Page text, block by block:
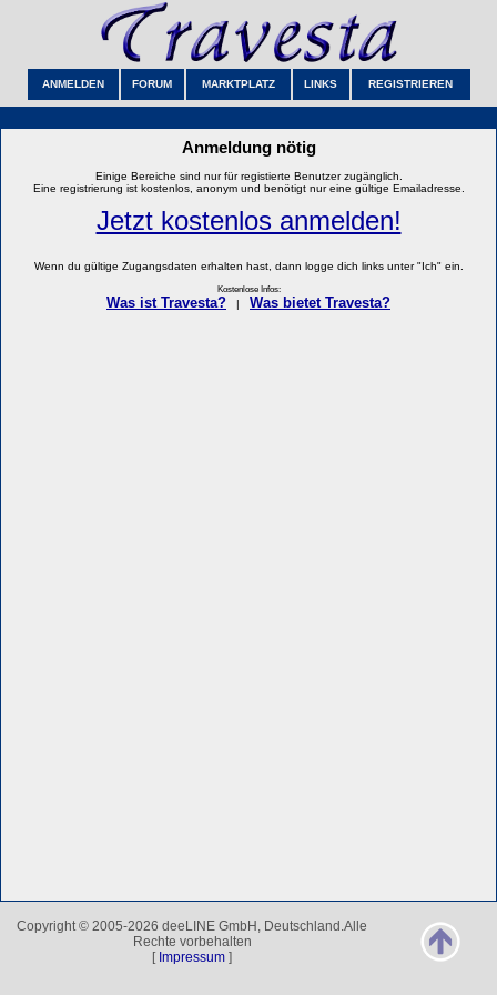
ANMELDEN FORUM MARKTPLATZ LINKS REGISTRIEREN
Anmeldung nötig
Einige Bereiche sind nur für registierte Benutzer zugänglich.
Eine registrierung ist kostenlos, anonym und benötigt nur eine gültige Emailadresse.
Jetzt kostenlos anmelden!
Wenn du gültige Zugangsdaten erhalten hast, dann logge dich links unter "Ich" ein.
Kostenlose Infos:
Was ist Travesta? Was bietet Travesta?
Copyright © 2005-2026 deeLINE GmbH, Deutschland.Alle
Rechte vorbehalten
[ Impressum ]